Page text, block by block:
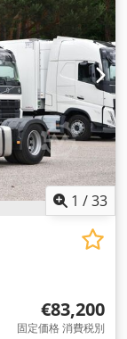
1 /33
€83,200
固定価格 消費税別